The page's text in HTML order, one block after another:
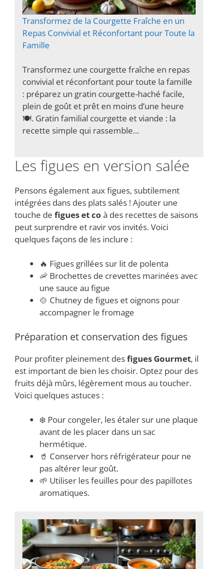
Transformez de la Courgette Fraîche en un
Repas Convivial et Réconfortant pour Toute la
Famille
Transformez une courgette fraîche en repas
convivial et réconfortant pour toute la famille
: préparez un gratin courgette-haché facile,
plein de goût et prêt en moins d’une heure
🍽️. Gratin familial courgette et viande : la
recette simple qui rassemble…
Les figues en version salée
Pensons également aux figues, subtilement
intégrées dans des plats salés ! Ajouter une
touche de figues et co à des recettes de saisons
peut surprendre et ravir vos invités. Voici
quelques façons de les inclure :
🔥 Figues grillées sur lit de polenta
🦐 Brochettes de crevettes marinées avec
une sauce au figue
🍲 Chutney de figues et oignons pour
accompagner le fromage
Préparation et conservation des figues
Pour profiter pleinement desfigues Gourmet, il
est important de bien les choisir. Optez pour des
fruits déjà mûrs, légèrement mous au toucher.
Voici quelques astuces :
❄️ Pour congeler, les étaler sur une plaque
avant de les placer dans un sac
hermétique.
🥤 Conserver hors réfrigérateur pour ne
pas altérer leur goût.
🌱 Utiliser les feuilles pour des papillotes
aromatiques.